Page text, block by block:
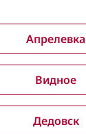
Апрелевка
Видное
Дедовск